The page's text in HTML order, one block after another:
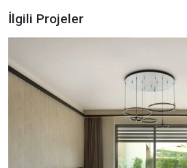
İlgili Projeler